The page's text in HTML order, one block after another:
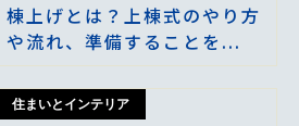
棟上げとは？上棟式のやり方
や流れ、準備することを...
住まいとインテリア